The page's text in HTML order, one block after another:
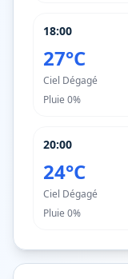
18:00
27°C
Ciel Dégagé
Pluie 0%
20:00
24°C
Ciel Dégagé
Pluie 0%